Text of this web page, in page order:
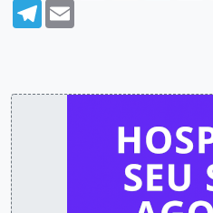
Telegram
Email